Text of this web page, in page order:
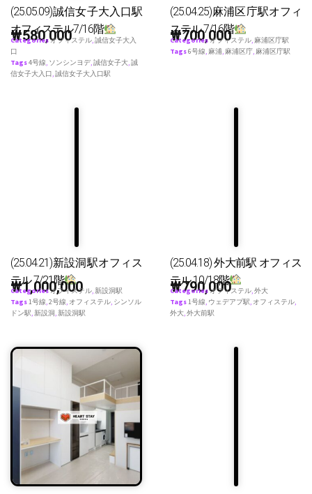
(25.05.09)誠信女子大入口駅
オフィステル7/16階
₩580,000
Categoriesオフィステル 誠信女子大入
口
Tags4号線 ソンシンヨデ 誠信女子大 誠
信女子大入口 誠信女子大入口駅
(25.04.25)麻浦区庁駅オフィ
ステル 7/16階
₩700,000
Categoriesオフィステル 麻浦区庁駅
Tags6号線 麻浦 麻浦区庁 麻浦区庁駅
(25.04.21)新設洞駅オフィス
テル 7/21階
₩1,000,000
Categoriesオフィステル,新設洞駅
Tags1号線,2号線, オフィステル, シンソル
ドン駅,新設洞,新設洞駅
(25.04.18) 外大前駅 オフィス
テル 10/18階
₩790,000
Categoriesオフィステル,外大
Tags1号線, ウェデアプ駅, オフィステル,
外大,外大前駅